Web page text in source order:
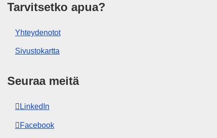
Tarvitsetko apua?
Yhteydenotot
Sivustokartta
Seuraa meitä
LinkedIn
Facebook